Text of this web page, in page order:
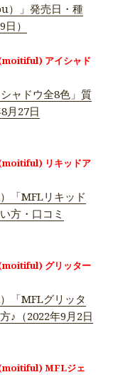
）」発売日・種
）
アイシャド
ャドウ全8色」質
月27日
(moitiful) リキッドア
「MFLリキッド
方・口コミ
(moitiful) グリッター
「MFLグリッタ
♪（2022年9月2日
(moitiful) MFLジェ